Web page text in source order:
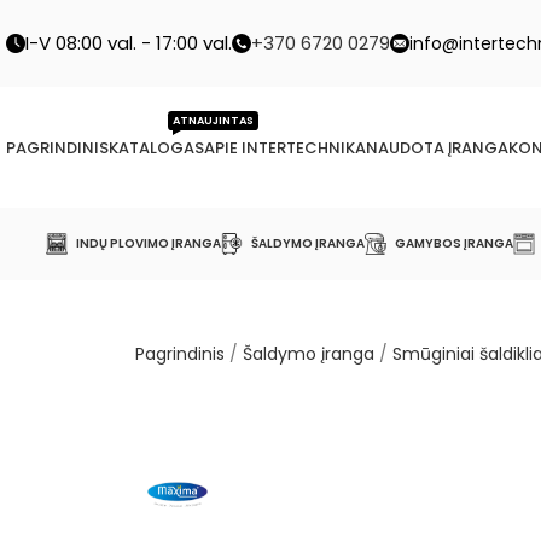
I-V 08:00 val. - 17:00 val. +370 6720 0279
PAGRINDINISKATALOGAS
ATNAUJINTAS
APIE INTERTECHNIKANAUDOTA ĮRANGA
INDŲ PLOVIMO ĮRANGA ŠALDYMO ĮRANGA GAMYBOS ĮRANGA
Pagrindinis / Šaldymo įranga / Smūginiai